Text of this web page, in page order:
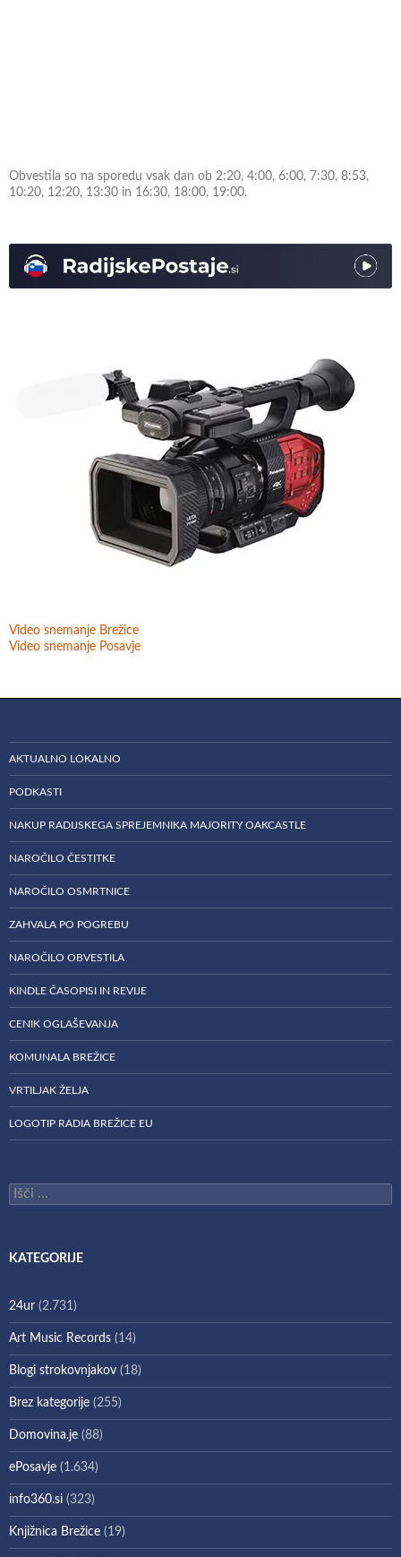
Obvestila so na sporedu vsak dan ob 2:20, 4:00, 6:00, 7:30, 8:53,
10:20, 12:20, 13:30 in 16:30, 18:00, 19:00.
Video snemanje Brežice
Video snemanje Posavje
AKTUALNO LOKALNO
PODKASTI
NAKUP RADIJSKEGA SPREJEMNIKA MAJORITY OAKCASTLE
NAROČILO ČESTITKE
NAROČILO OSMRTNICE
ZAHVALA PO POGREBU
NAROČILO OBVESTILA
KINDLE ČASOPISI IN REVIJE
CENIK OGLAŠEVANJA
KOMUNALA BREŽICE
VRTILJAK ŽELJA
LOGOTIP RADIA BREŽICE EU
Išči:
KATEGORIJE
24ur (2.731)
Art Music Records (14)
Blogi strokovnjakov (18)
Brez kategorije (255)
Domovina.je (88)
ePosavje (1.634)
info360.si (323)
Knjižnica Brežice (19)